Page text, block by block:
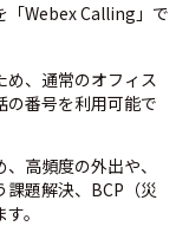
「Webex Calling」で
め、通常のオフィス
の番号を利用可能で
高頻度の外出や、
題解決、BCP（災
。